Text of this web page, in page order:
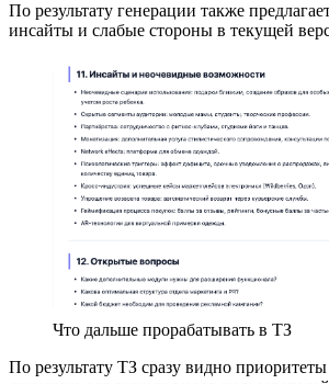
По результату генерации также
инсайты и слабые стороны в текущей
Что дальше прорабатывать в ТЗ
По результату ТЗ сразу видно